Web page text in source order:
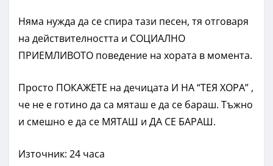
Няма нужда да се спира тази песен, тя отговаря
на действителността и СОЦИАЛНО
ПРИЕМЛИВОТО поведение на хората в момента.
Просто ПОКАЖЕТЕ на дечицата И НА “ТЕЯ ХОРА” ,
че не е готино да са мяташ е да се бараш. Тъжно
и смешно е да се МЯТАШ и ДА СЕ БАРАШ.
Източник: 24 часа